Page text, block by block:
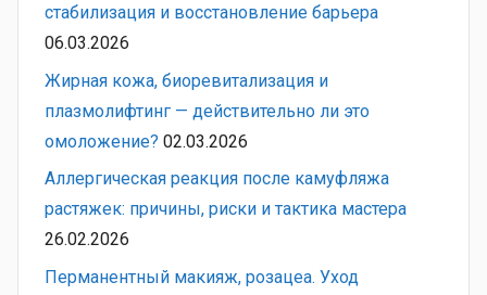
стабилизация и восстановление барьера
06.03.2026
Жирная кожа, биоревитализация и
плазмолифтинг — действительно ли это
омоложение? 02.03.2026
Аллергическая реакция после камуфляжа
растяжек: причины, риски и тактика мастера
26.02.2026
Перманентный макияж, розацеа. Уход